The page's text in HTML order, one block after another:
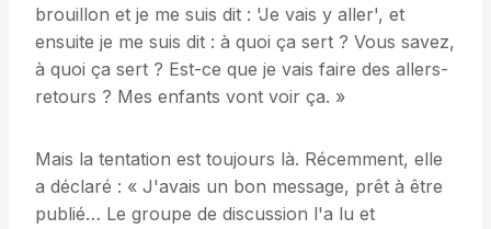
brouillon et je me suis dit : 'Je vais y aller', et
ensuite je me suis dit : à quoi ça sert ? Vous savez,
à quoi ça sert ? Est-ce que je vais faire des allers-
retours ? Mes enfants vont voir ça. »
Mais la tentation est toujours là. Récemment, elle
a déclaré : « J'avais un bon message, prêt à être
publié… Le groupe de discussion l'a lu et